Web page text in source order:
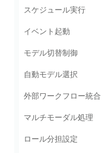
スケジュール実行
イベント起動
モデル切替制御
自動モデル選択
外部ワークフロー統合
マルチモーダル処理
ロール分担設定